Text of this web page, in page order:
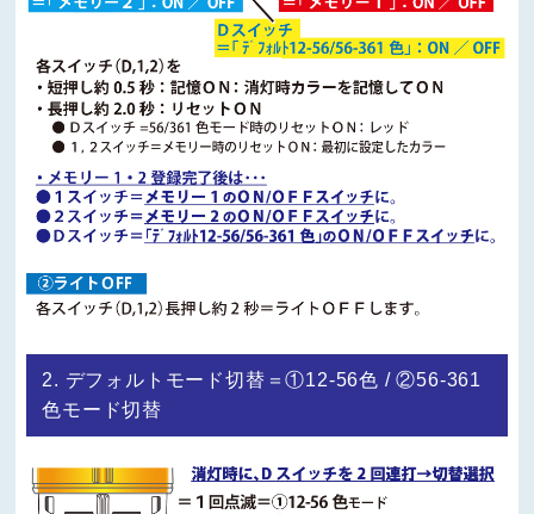
2. デフォルトモード切替＝①12-56色 / ②56-361
色モード切替